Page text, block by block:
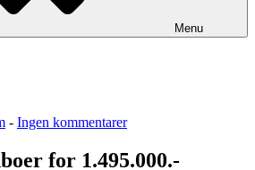
Menu
- Ingen kommentarertil
vores
for 1.495.000.-